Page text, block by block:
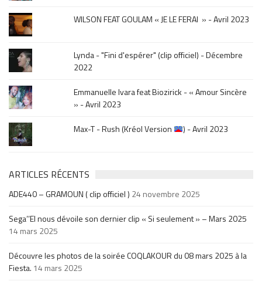
WILSON FEAT GOULAM « JE LE FERAI » - Avril 2023
Lynda - "Fini d'espérer" (clip officiel) - Décembre
2022
Emmanuelle Ivara feat Biozirick - « Amour Sincère
» - Avril 2023
Max-T - Rush (Kréol Version
) - Avril 2023
ARTICLES RÉCENTS
ADE440 – GRAMOUN ( clip officiel ) 24 novembre 2025
Sega’’El nous dévoile son dernier clip « Si seulement » – Mars 2025
14 mars 2025
Découvre les photos de la soirée COQLAKOUR du 08 mars 2025 à la
Fiesta. 14 mars 2025